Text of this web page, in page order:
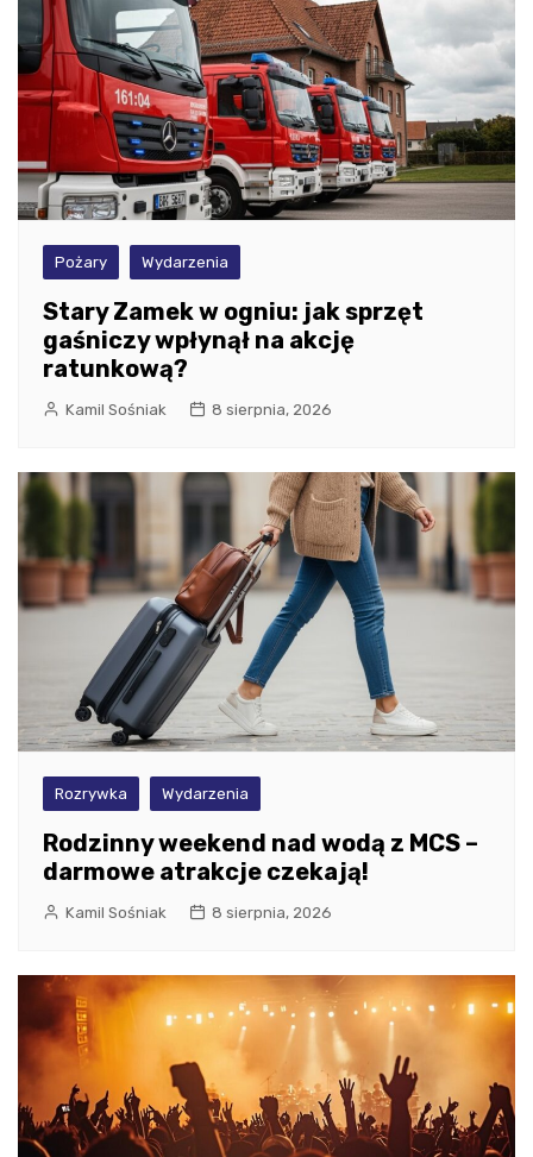
Pożary Wydarzenia
Stary Zamek w ogniu: jak sprzęt
gaśniczy wpłynął na akcję
ratunkową?
Kamil Sośniak 8 sierpnia, 2026
Rozrywka Wydarzenia
Rodzinny weekend nad wodą z MCS –
darmowe atrakcje czekają!
Kamil Sośniak 8 sierpnia, 2026